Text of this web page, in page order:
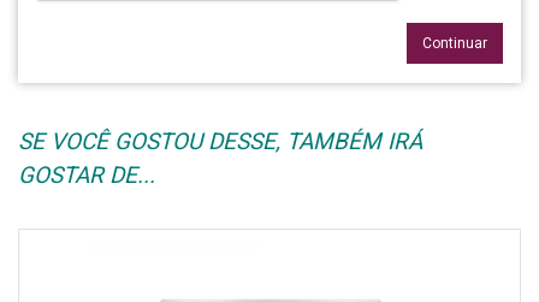
Continuar
SE VOCÊ GOSTOU DESSE, TAMBÉM IRÁ
GOSTAR DE...